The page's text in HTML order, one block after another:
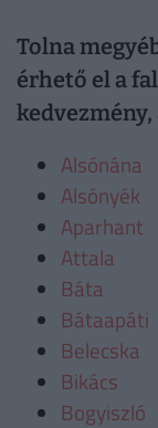
Tolna
érhető el a
Alsónána
Alsónyék
Aparhant
Attala
Báta
Bátaapáti
Belecska
Bikács
Bogyiszló